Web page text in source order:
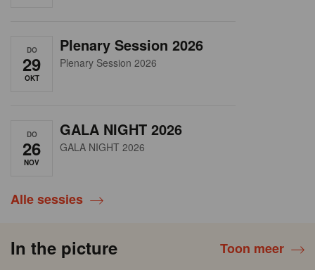
DO
29
OKT
Plenary Session 2026
Plenary Session 2026
DO
26
NOV
GALA NIGHT 2026
GALA NIGHT 2026
Alle sessies
In the picture Toon meer